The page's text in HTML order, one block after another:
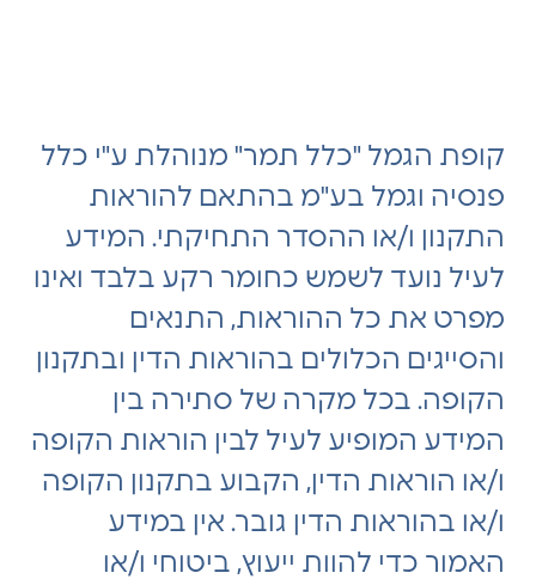
קופת הגמל "כלל תמר" מנוהלת ע"י כלל
פנסיה וגמל בע"מ בהתאם להוראות
התקנון ו/או ההסדר התחיקתי. המידע
לעיל נועד לשמש כחומר רקע בלבד ואינו
מפרט את כל ההוראות, התנאים
והסייגים הכלולים בהוראות הדין ובתקנון
הקופה. בכל מקרה של סתירה בין
המידע המופיע לעיל לבין הוראות הקופה
ו/או הוראות הדין, הקבוע בתקנון הקופה
ו/או בהוראות הדין גובר. אין במידע
האמור כדי להוות ייעוץ, ביטוחי ו/או